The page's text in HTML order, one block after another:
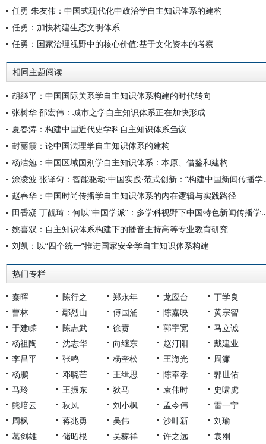
任勇 朱友伟：中国式现代化中政治学自主知识体系的建构
任勇：加快构建生态文明体系
任勇：国家治理视野中的核心价值:基于文化资本的考察
相同主题阅读
胡继平：中国国际关系学自主知识体系构建的时代转向
张树华 邵宏伟：城市之学自主知识体系正在加快形成
夏春涛：构建中国近代史学科自主知识体系刍议
封丽霞：论中国法理学自主知识体系的建构
杨洁勉：中国区域国别学自主知识体系：本原、借鉴和建构
涂凌波 张译匀：智能驱
赵春华：中国时尚传播学自主知识体系的内在逻辑与实践路径
田香凝 丁靓琦：何以“中国学派”
姚喜双：自主知识体系构建下的播音主持高等专业教育研究
刘凯：以“四个统一”推进国家安全学自主知识体系构建
热门专栏
秦晖 陈行之 郑永年 龙应台
丁学良
曹林
鄢烈山 傅国涌 陈嘉映
黄宗智
于建嵘
陈志武 徐贲 郭宇宽
马立诚
杨祖陶
沈志华 向继东 赵汀阳
戴建业
李昌平
张鸣 杨奎松 王海光
周濂
杨鹏
邓晓芒 王缉思 陈奉孝
郭世佑
马玲
王振东 狄马 袁伟时
史啸虎
熊培云
秋风 刘小枫 孟令伟
雷一宁
周枫
蒋兆勇 吴伟 沙叶新
刘瑜
葛剑雄
储昭根 吴稼祥 许之远 袁刚